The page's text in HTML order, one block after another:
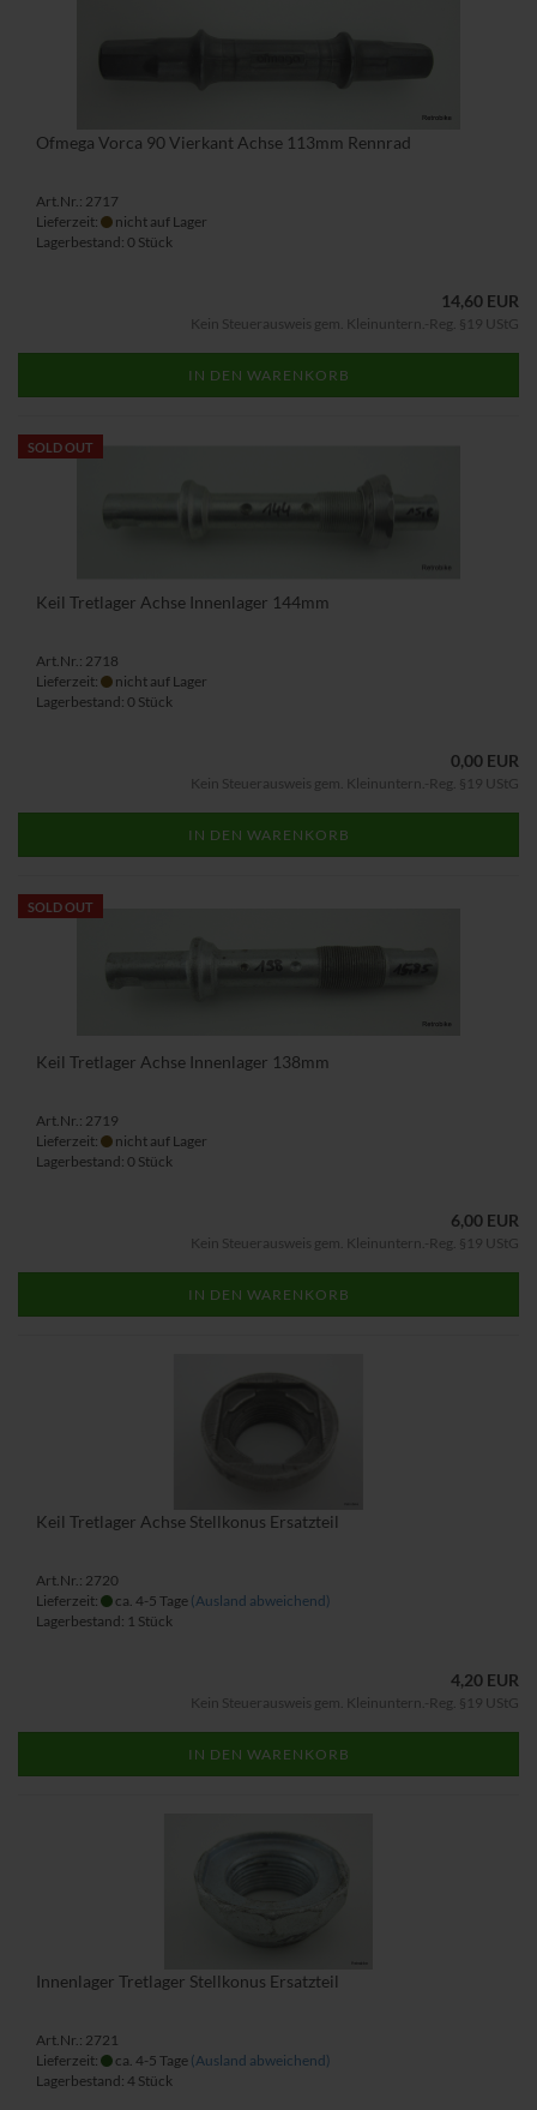
Ofmega Vorca 90 Vierkant Achse 113mm Rennrad
Art.Nr.: 2717
Lieferzeit:
nicht auf Lager
Lagerbestand: 0 Stück
14,60 EUR
Kein Steuerausweis gem. Kleinuntern.-Reg. §19 UStG
IN DEN WARENKORB
SOLD OUT
Keil Tretlager Achse Innenlager 144mm
Art.Nr.: 2718
Lieferzeit:
nicht auf Lager
Lagerbestand: 0 Stück
0,00 EUR
Kein Steuerausweis gem. Kleinuntern.-Reg. §19 UStG
IN DEN WARENKORB
SOLD OUT
Keil Tretlager Achse Innenlager 138mm
Art.Nr.: 2719
Lieferzeit:
nicht auf Lager
Lagerbestand: 0 Stück
6,00 EUR
Kein Steuerausweis gem. Kleinuntern.-Reg. §19 UStG
IN DEN WARENKORB
Keil Tretlager Achse Stellkonus Ersatzteil
Art.Nr.: 2720
Lieferzeit:
ca. 4-5 Tage (Ausland abweichend)
Lagerbestand: 1 Stück
4,20 EUR
Kein Steuerausweis gem. Kleinuntern.-Reg. §19 UStG
IN DEN WARENKORB
Innenlager Tretlager Stellkonus Ersatzteil
Art.Nr.: 2721
Lieferzeit:
ca. 4-5 Tage (Ausland abweichend)
Lagerbestand: 4 Stück